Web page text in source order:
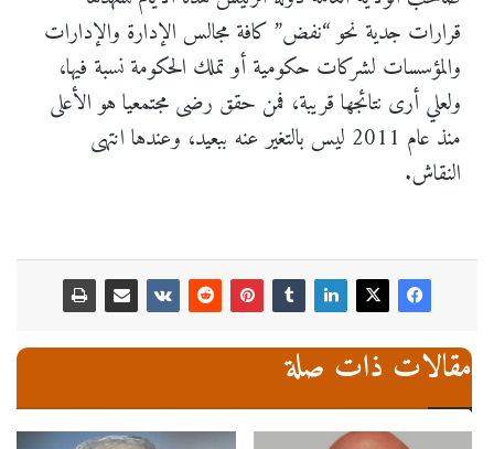
قرارات جدية نحو “نفض” كافة مجالس الإدارة والإدارات
والمؤسسات لشركات حكومية أو تملك الحكومة نسبة فيها،
ولعلي أرى نتائجها قريبة، فمن حقق رضى مجتمعيا هو الأعلى
منذ عام 2011 ليس بالتغير عنه ببعيد، وعندها انتهى
النقاش.
مقالات ذات صلة